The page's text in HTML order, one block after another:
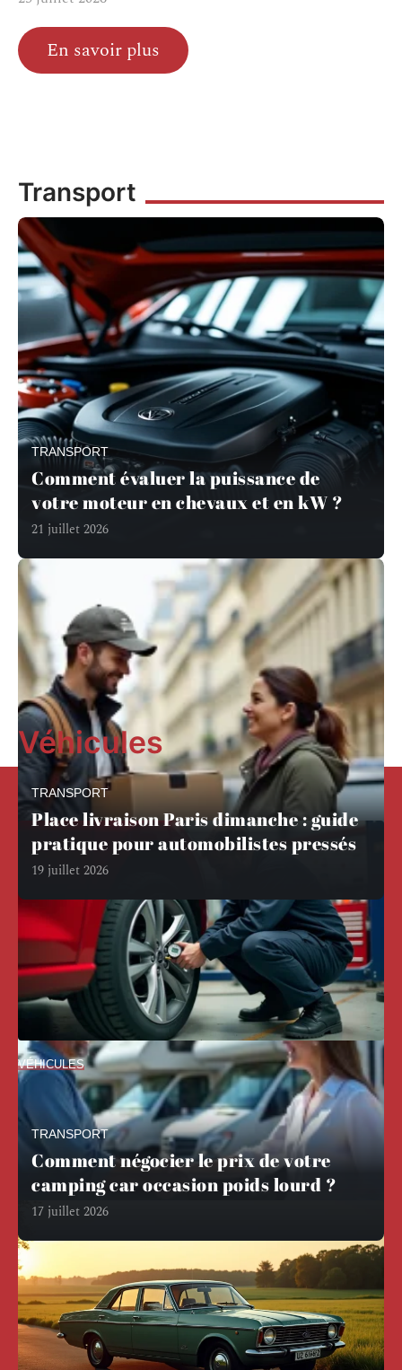
En savoir plus
Transport
TRANSPORT
Comment évaluer la puissance de
votre moteur en chevaux et en kW ?
21 juillet 2026
TRANSPORT
Place livraison Paris dimanche : guide
pratique pour automobilistes pressés
19 juillet 2026
TRANSPORT
Comment négocier le prix de votre
camping car occasion poids lourd ?
17 juillet 2026
En savoir plus
Véhicules
VÉHICULES
Seat Ibiza pression des pneus : quels
bars pour rouler en sécurité ?
La pression des pneus d'une Seat Ibiza varie selon la
motorisation, la…
3 août 2026